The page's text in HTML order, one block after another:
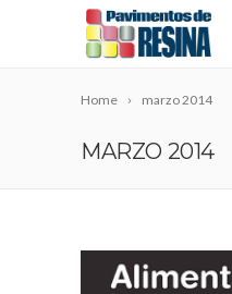
Home marzo 2014
MARZO 2014